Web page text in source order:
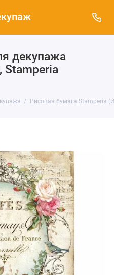
декупажа
Stamperia
Рисовая бумага Stamperia